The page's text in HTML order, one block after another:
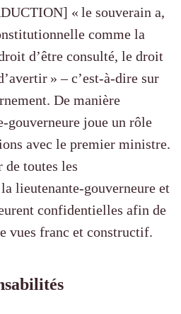
« le souverain a,
comme la
d’être consulté, le droit
» – c’est-à-dire sur
De manière
gouverneure joue un rôle
avec le premier ministre.
de toutes les
lieutenante-gouverneure et
confidentielles afin de
vues franc et constructif.